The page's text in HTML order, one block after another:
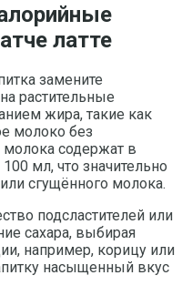
латте
замените
растительные
жира, такие как
молоко без
содержат в
мл, что значительно
сгущённого молока.
подсластителей или
сахара, выбирая
например, корицу или
насыщенный вкус